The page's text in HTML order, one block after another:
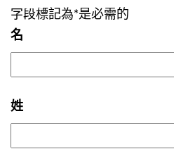
字段標記為*是必需的
名
姓